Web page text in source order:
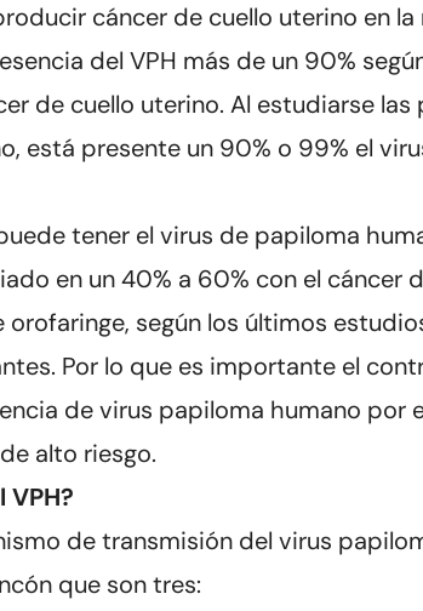
cáncer de cuello uterino en la
del VPH más de un 90%
de cuello uterino. Al estudiarse las
está presente un 90% o 99% el
tener el virus de papiloma
en un 40% a 60% con el cáncer
orofaringe, según los últimos
Por lo que es importante el
de virus papiloma humano por
alto riesgo.
de transmisión del virus
que son tres: